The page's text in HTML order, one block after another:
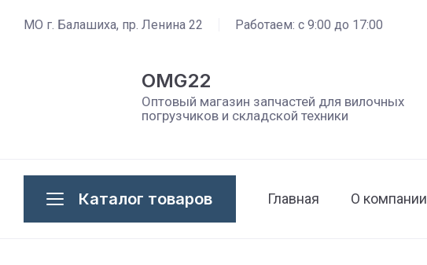
МО г. Балашиха, пр. Ленина 22 Работаем: с 9:00 до 17:00
OMG22
Оптовый магазин запчастей для вилочных
погрузчиков и складской техники
Каталог товаров Главная О компании